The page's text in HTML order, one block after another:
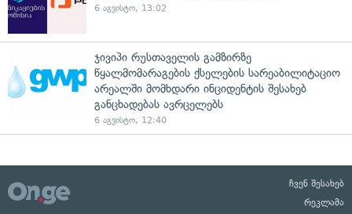
6 აგვისტო, 13:02
ჯივიპი რუსთაველის გამზირზე
წყალმომარაგების ქსელების სარეაბილიტაციო
არეალში მომხდარი ინციდენტის შესახებ
განცხადებას ავრცელებს
6 აგვისტო, 12:40
ჩვენ შესახებ
რეკლამა